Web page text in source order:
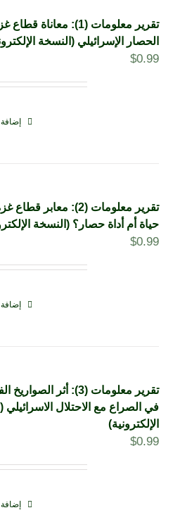
تقرير معلومات (1): معاناة
الحصار الإسرائيلي (النسخة
$0.99
تقرير معلومات (2):
حياة أم أداة حصار؟ (النسخة
$0.99
تقرير معلومات (3): أثر
في الصراع مع الاحتلال الاسرائيلي
الإلكترونية)
$0.99